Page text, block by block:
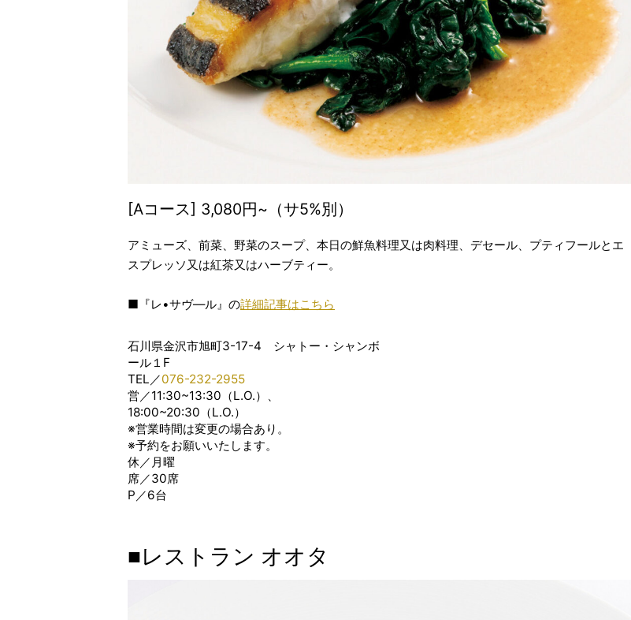
[Aコース] 3,080円~（サ5%別）
アミューズ、前菜、野菜のスープ、本日の鮮魚料理又は肉料理、デセール、プティフールとエ
スプレッソ又は紅茶又はハーブティー。
■『レ•サヴ―ル』の詳細記事はこちら
石川県金沢市旭町3-17-4 シャトー・シャンボ
ール１F
TEL／076-232-2955
営／11:30~13:30（L.O.）、
18:00~20:30（L.O.）
※営業時間は変更の場合あり。
※予約をお願いいたします。
休／月曜
席／30席
P／6台
■レストラン オオタ